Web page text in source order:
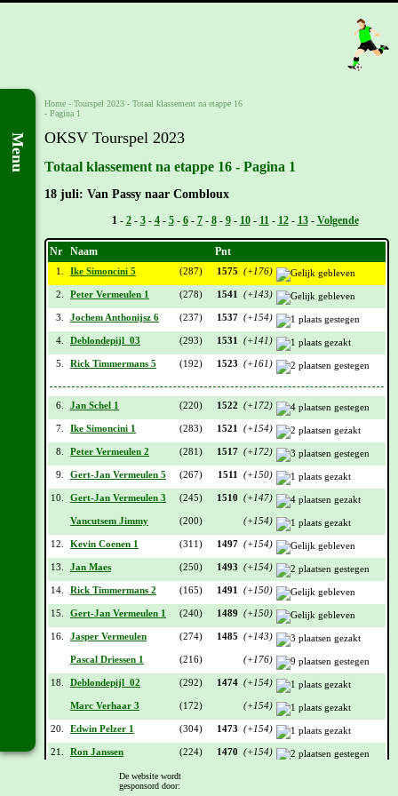
Menu
Home - Tourspel 2023 - Totaal klassement na etappe 16
- Pagina 1
OKSV Tourspel 2023
Totaal klassement na etappe 16 - Pagina 1
18 juli: Van Passy naar Combloux
1- 2- 3- 4- 5- 6- 7- 8- 9- 10- 11- 12- 13- Volgende
Nr Naam Pnt
1. Ike Simoncini 5 (287) 1575 (+176)
2. Peter Vermeulen 1 (278) 1541 (+143)
3. Jochem Anthonijsz 6 (237) 1537 (+154)
4. Deblondepijl_03 (293) 1531 (+141)
5. Rick Timmermans 5 (192) 1523 (+161)
6. Jan Schel 1 (220) 1522 (+172)
7. Ike Simoncini 1 (283) 1521 (+154)
8. Peter Vermeulen 2 (281) 1517 (+172)
9. Gert-Jan Vermeulen 5 (267) 1511 (+150)
10. Gert-Jan Vermeulen 3 (245) 1510 (+147)
Vancutsem Jimmy (200) (+154)
12. Kevin Coenen 1 (311) 1497 (+154)
13. Jan Maes (250) 1493 (+154)
14. Rick Timmermans 2 (165) 1491 (+150)
15. Gert-Jan Vermeulen 1 (240) 1489 (+150)
16. Jasper Vermeulen (274) 1485 (+143)
Pascal Driessen 1 (216) (+176)
18. Deblondepijl_02 (292) 1474 (+154)
Marc Verhaar 3 (172) (+154)
20. Edwin Pelzer 1 (304) 1473 (+154)
21. Ron Janssen (224) 1470 (+154)
Frank Boeijen (159)
De website wordt
gesponsord door: